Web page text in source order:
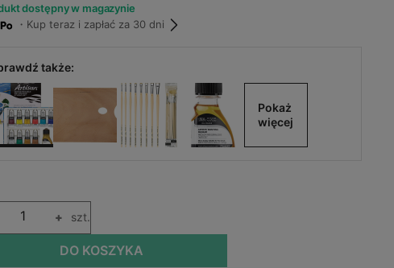
dostępny w magazynie
・Kup teraz i zapłać za 30 dni
także:
Pokaż
więcej
+ szt.
DO KOSZYKA